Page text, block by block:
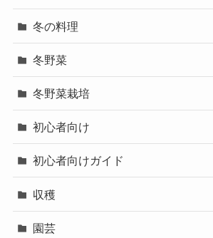
冬の料理
冬野菜
冬野菜栽培
初心者向け
初心者向けガイド
収穫
園芸